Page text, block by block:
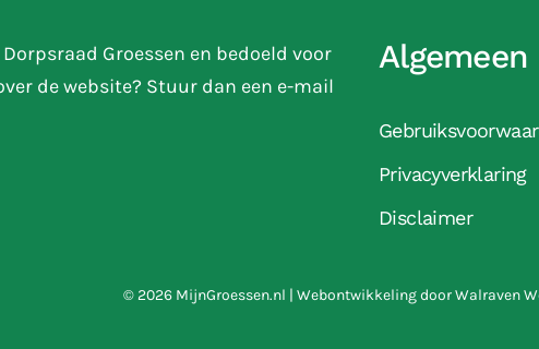
Groessen en bedoeld voor
de website? Stuur dan een e-mail
Algemeen
Privacyverklaring
Disclaimer
©2026 MijnGroessen.nl | Webontwikkeling doorWalraven